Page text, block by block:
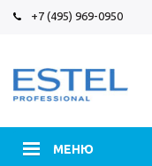
+7 (495) 969-0950
МЕНЮ